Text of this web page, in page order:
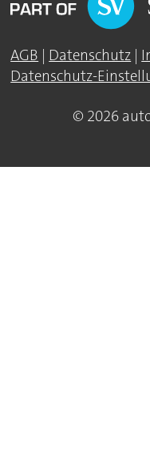
AGB | Datenschutz |
Datenschutz-
© 2026